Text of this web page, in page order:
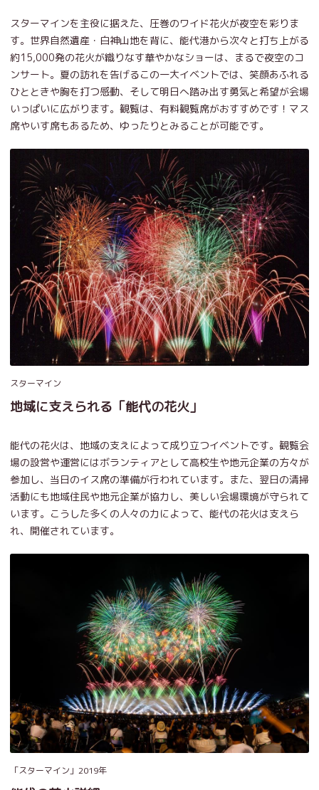
スターマインを主役に据えた、圧巻のワイド花火が夜空を彩りま
す。世界自然遺産・白神山地を背に、能代港から次々と打ち上がる
約15,000発の花火が織りなす華やかなショーは、まるで夜空のコ
ンサート。夏の訪れを告げるこの一大イベントでは、笑顔あふれる
ひとときや胸を打つ感動、そして明日へ踏み出す勇気と希望が会場
いっぱいに広がります。観覧は、有料観覧席がおすすめです！マス
席やいす席もあるため、ゆったりとみることが可能です。
スターマイン
地域に支えられる「能代の花火」
能代の花火は、地域の支えによって成り立つイベントです。観覧会
場の設営や運営にはボランティアとして高校生や地元企業の方々が
参加し、当日のイス席の準備が行われています。また、翌日の清掃
活動にも地域住民や地元企業が協力し、美しい会場環境が守られて
います。こうした多くの人々の力によって、能代の花火は支えら
れ、開催されています。
「スターマイン」2019年